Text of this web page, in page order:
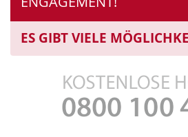
ES GIBT VIELE